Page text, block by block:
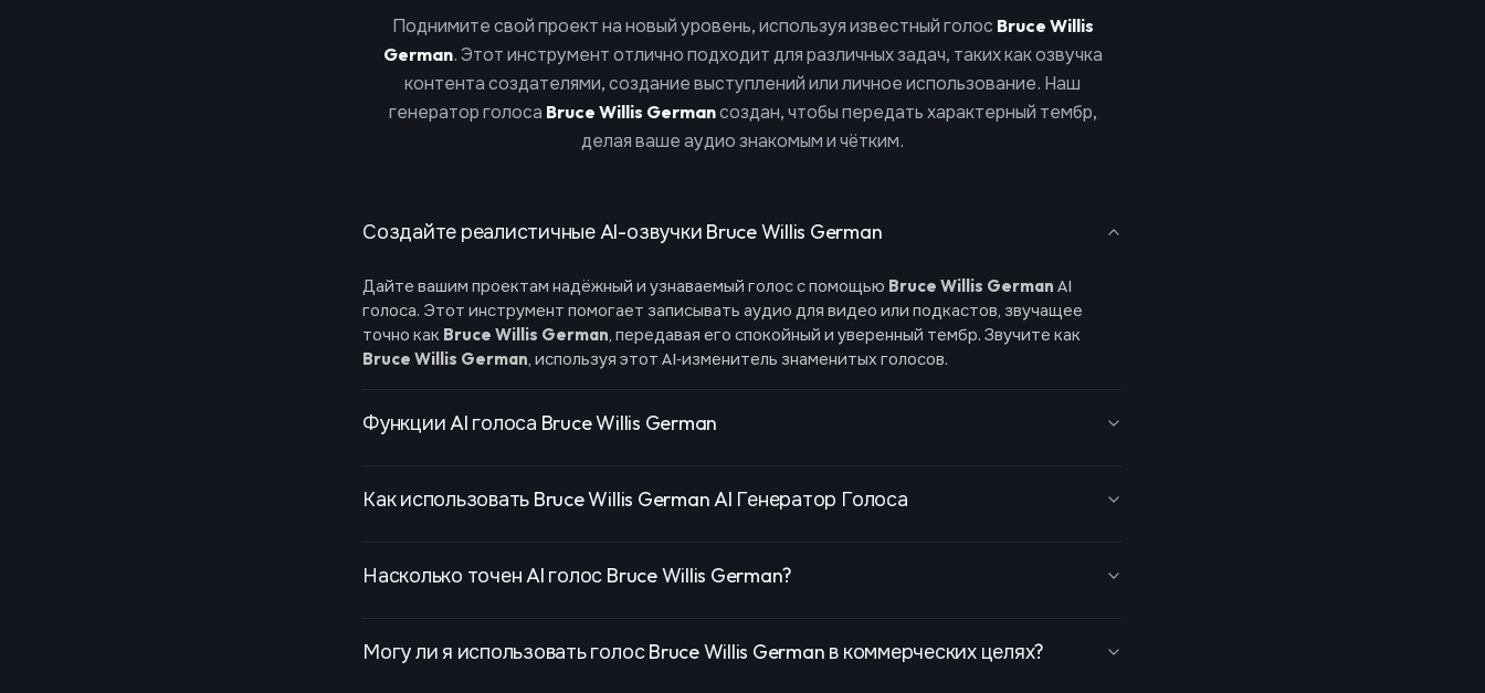
Поднимите свой проект на новый уровень, используя известный голос Bruce Willis
German. Этот инструмент отлично подходит для различных задач, таких как озвучка
контента создателями, создание выступлений или личное использование. Наш
генератор голоса Bruce Willis Germanсоздан, чтобы передать характерный тембр,
делая ваше аудио знакомым и чётким.
Создайте реалистичные AI-озвучки Bruce Willis German
Дайте вашим проектам надёжный и узнаваемый голос с помощью Bruce Willis German AI
голоса. Этот инструмент помогает записывать аудио для видео или подкастов, звучащее
точно как Bruce Willis German, передавая его спокойный и уверенный тембр. Звучите как
Bruce Willis German, используя этот AI‑изменитель знаменитых голосов.
Функции AI голоса Bruce Willis German
Как использовать Bruce Willis German AI Генератор Голоса
Насколько точен AI голос Bruce Willis German?
Могу ли я использовать голос Bruce Willis German в коммерческих целях?